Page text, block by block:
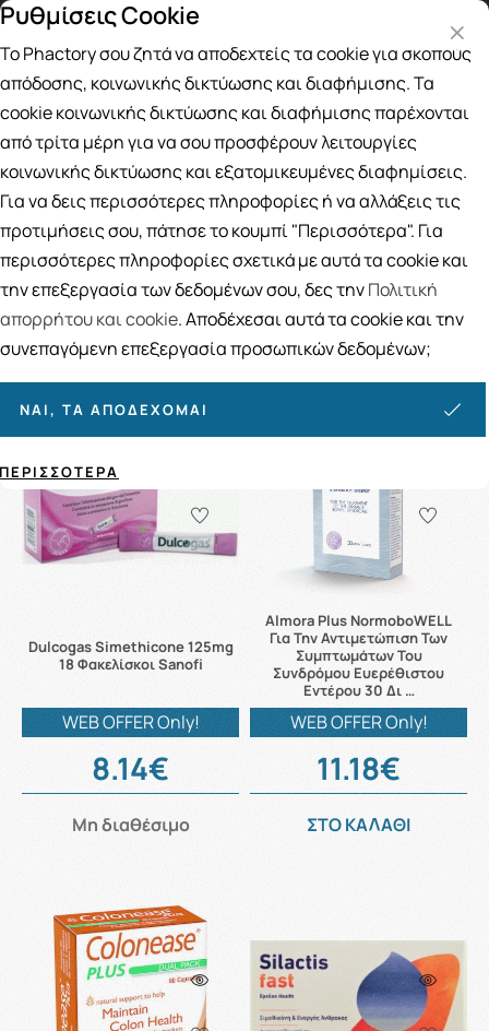
άνω των 49€ Παραλαβή από το Κατάστημα
Αναζήτηση
Αρχική / ΒΙΤΑΜΙΝΕΣ / Γαστρεντερικό-Πεπτικό Σύστημα
Ευερέθιστο Έντερο-Τυμπανισμός
Ευερέθιστο Έντερο-Τυμπανισμός
54ΠΡΟΪΟΝΤΑ
Ταξινόμηση Προβολή
Dulcogas Simethicone 125mg
18 Φακελίσκοι Sanofi
WEB OFFER Only!
8.14€
Μη διαθέσιμο
Almora Plus NormoboWELL
Για Την Αντιμετώπιση Των
Συμπτωμάτων Του
Συνδρόμου Ευερέθιστου
Εντέρου 30 Δι …
WEB OFFER Only!
11.18€
ΣΤΟ ΚΑΛΑΘΙ
Ρυθμίσεις Cookie
Το Phactory σου ζητά να αποδεχτείς τα cookie για σκοπούς
απόδοσης, κοινωνικής δικτύωσης και διαφήμισης. Τα
cookie κοινωνικής δικτύωσης και διαφήμισης παρέχονται
από τρίτα μέρη για να σου προσφέρουν λειτουργίες
κοινωνικής δικτύωσης και εξατομικευμένες διαφημίσεις.
Για να δεις περισσότερες πληροφορίες ή να αλλάξεις τις
προτιμήσεις σου, πάτησε το κουμπί "Περισσότερα". Για
περισσότερες πληροφορίες σχετικά με αυτά τα cookie και
την επεξεργασία των δεδομένων σου, δες τηνΠολιτική
απορρήτου και cookie. Αποδέχεσαι αυτά τα cookie και την
συνεπαγόμενη επεξεργασία προσωπικών δεδομένων;
ΝΑΙ, ΤΑ ΑΠΟΔΈΧΟΜΑΙ
ΠΕΡΙΣΣΌΤΕΡΑ